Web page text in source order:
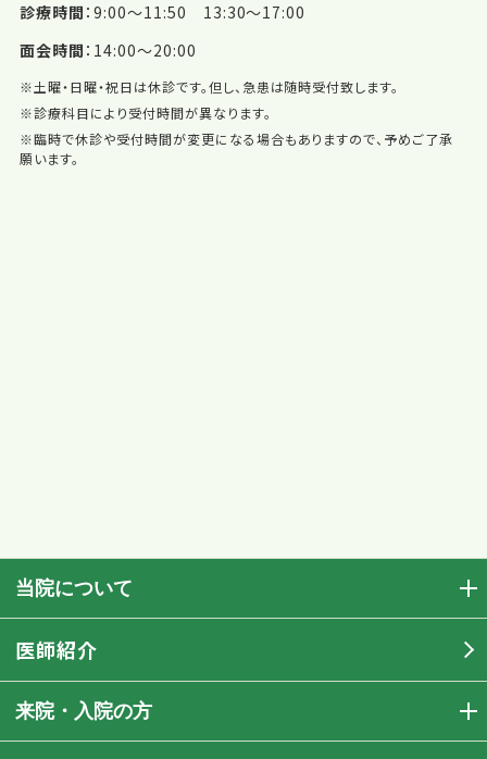
診療時間 9:00〜11:50 13:30〜17:00
面会時間 14:00〜20:00
※土曜・日曜・祝日は休診です。但し、急患は随時受付致します。
※診療科目により受付時間が異なります。
※臨時で休診や受付時間が変更になる場合もありますので、予めご了承
願います。
当院について
医師紹介
来院・入院の方